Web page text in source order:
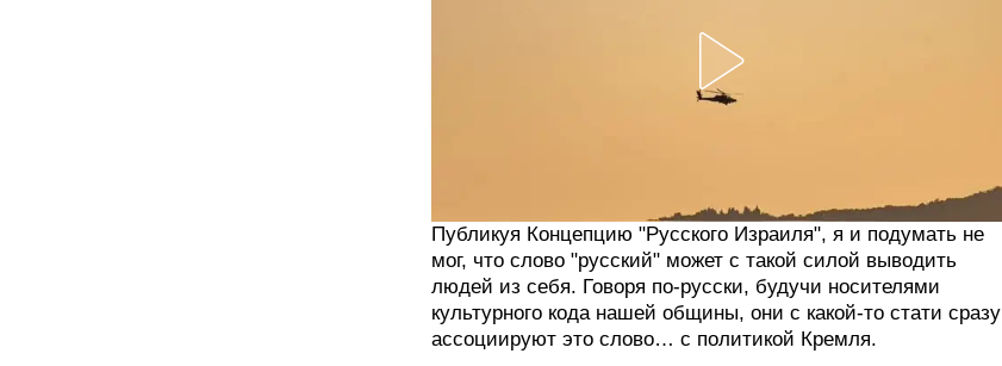
Публикуя Концепцию "Русского Израиля", я и подумать не
мог, что слово "русский" может с такой силой выводить
людей из себя. Говоря по-русски, будучи носителями
культурного кода нашей общины, они с какой-то стати сразу
ассоциируют это слово… с политикой Кремля.